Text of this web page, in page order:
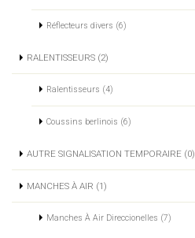
Réflecteurs divers (6)
RALENTISSEURS (2)
Ralentisseurs (4)
Coussins berlinois (6)
AUTRE SIGNALISATION TEMPORAIRE (0)
MANCHES À AIR (1)
Manches À Air Direccionelles (7)